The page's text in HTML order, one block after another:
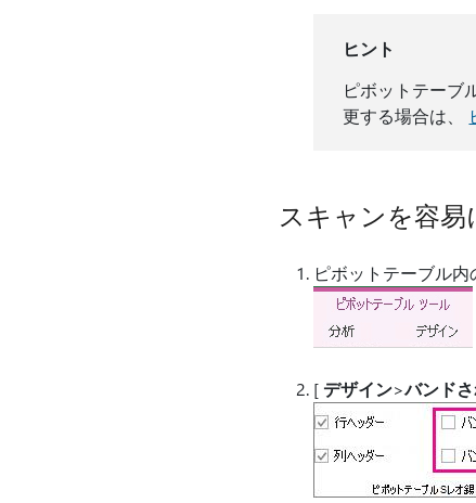
ヒント
ピボットテーブ
更する場合は、
スキャンを容
ピボットテーブル
[ デザイン>バンド